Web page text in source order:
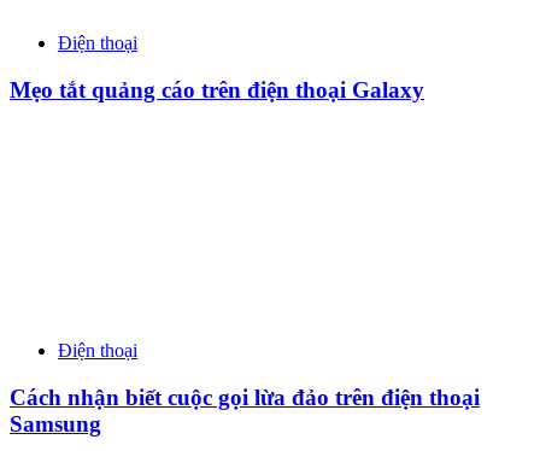
Điện thoại
Mẹo tắt quảng cáo trên điện thoại Galaxy
Điện thoại
Cách nhận biết cuộc gọi lừa đảo trên điện thoại
Samsung